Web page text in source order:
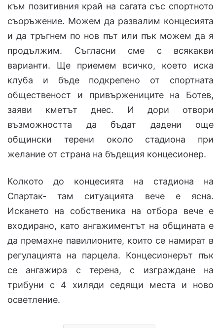
към позитивния край на сагата със спортното
съоръжение. Можем да развалим концесията
и да тръгнем по нов път или пък можем да я
продължим. Съгласни сме с всякакви
варианти. Ще приемем всичко, което иска
клуба и бъде подкрепено от спортната
общественост и привържениците на Ботев,
заяви кметът днес. И дори отвори
възможността да бъдат дадени още
общински терени около стадиона при
желание от страна на бъдещия концесионер.
Колкото до концесията на стадиона на
Спартак- там ситуацията вече е ясна.
Искането на собственика на отбора вече е
входирано, като ангажиментът на общината е
да премахне павилионите, които се намират в
регулацията на парцела. Концесионерът пък
се ангажира с терена, с изграждане на
трибуни с 4 хиляди седящи места и ново
осветление.